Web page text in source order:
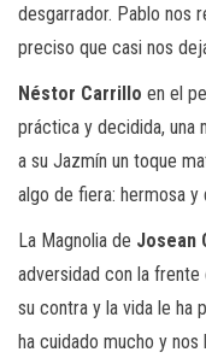
desgarrador. Pablo nos
preciso que casi nos
Néstor Carrillo en el
práctica y decidida, una
a su Jazmín un toque
algo de fiera: hermosa y
La Magnolia de Josean
adversidad con la
su contra y la vida le ha
ha cuidado mucho y